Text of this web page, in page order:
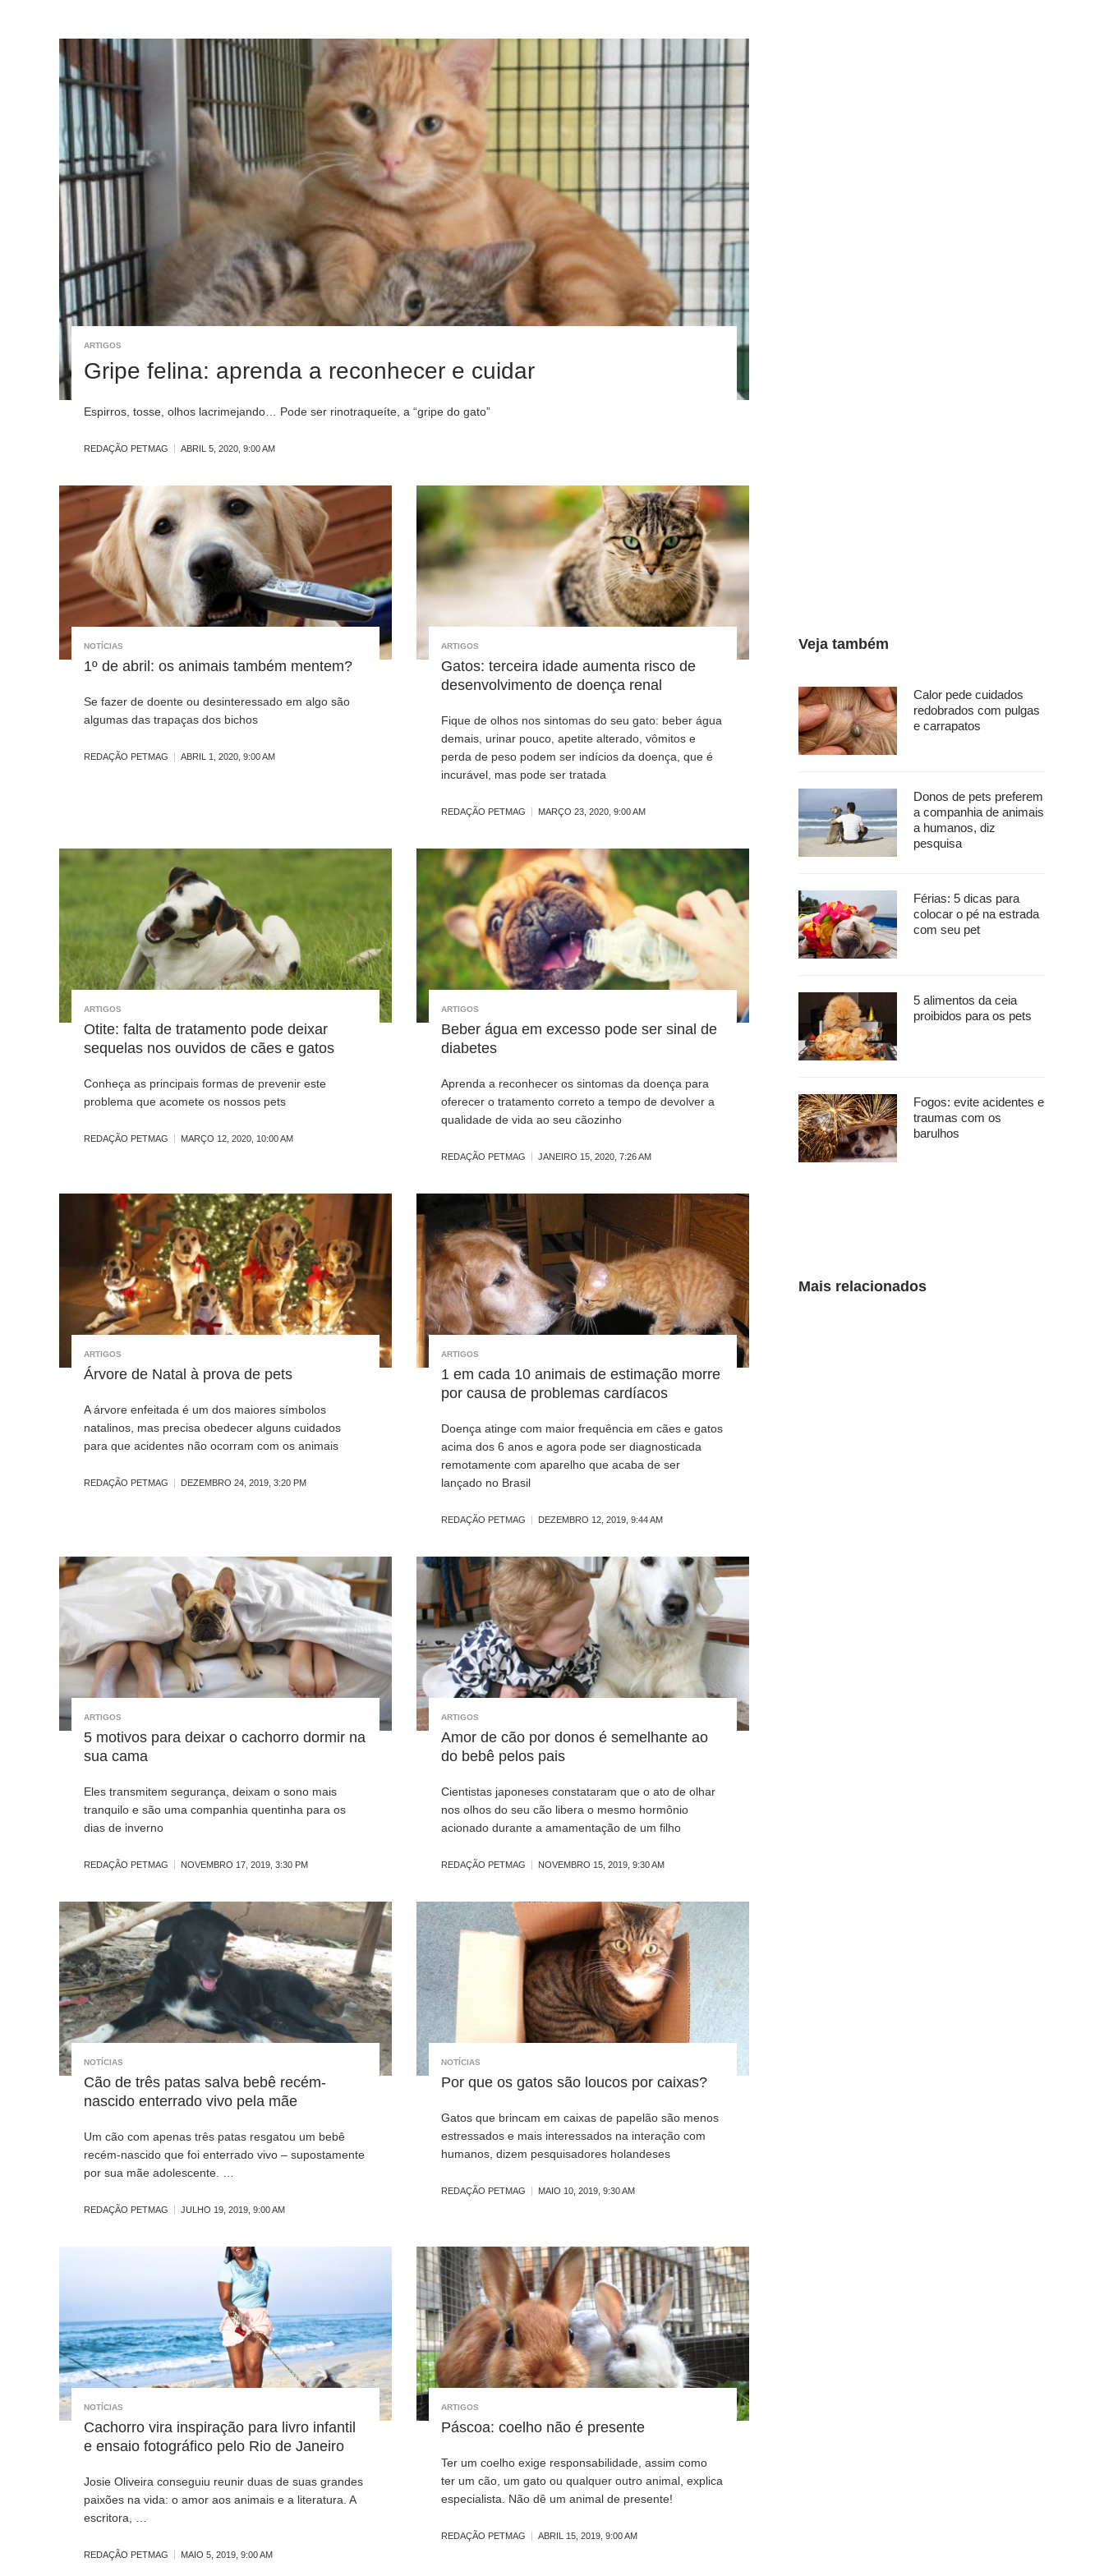
ARTIGOS
Gripe felina: aprenda a reconhecer e cuidar
Espirros, tosse, olhos lacrimejando… Pode ser rinotraqueíte, a “gripe do gato”
REDAÇÃO PETMAG ABRIL 5, 2020, 9:00 AM
NOTÍCIAS
1º de abril: os animais também mentem?
Se fazer de doente ou desinteressado em algo são
algumas das trapaças dos bichos
REDAÇÃO PETMAG ABRIL 1, 2020, 9:00 AM
ARTIGOS
Gatos: terceira idade aumenta risco de
desenvolvimento de doença renal
Fique de olhos nos sintomas do seu gato: beber água
demais, urinar pouco, apetite alterado, vômitos e
perda de peso podem ser indícios da doença, que é
incurável, mas pode ser tratada
REDAÇÃO PETMAG MARÇO 23, 2020, 9:00 AM
ARTIGOS
Otite: falta de tratamento pode deixar
sequelas nos ouvidos de cães e gatos
Conheça as principais formas de prevenir este
problema que acomete os nossos pets
REDAÇÃO PETMAG MARÇO 12, 2020, 10:00 AM
ARTIGOS
Beber água em excesso pode ser sinal de
diabetes
Aprenda a reconhecer os sintomas da doença para
oferecer o tratamento correto a tempo de devolver a
qualidade de vida ao seu cãozinho
REDAÇÃO PETMAG JANEIRO 15, 2020, 7:26 AM
ARTIGOS
Árvore de Natal à prova de pets
A árvore enfeitada é um dos maiores símbolos
natalinos, mas precisa obedecer alguns cuidados
para que acidentes não ocorram com os animais
REDAÇÃO PETMAG DEZEMBRO 24, 2019, 3:20 PM
ARTIGOS
1 em cada 10 animais de estimação morre
por causa de problemas cardíacos
Doença atinge com maior frequência em cães e gatos
acima dos 6 anos e agora pode ser diagnosticada
remotamente com aparelho que acaba de ser
lançado no Brasil
REDAÇÃO PETMAG DEZEMBRO 12, 2019, 9:44 AM
ARTIGOS
5 motivos para deixar o cachorro dormir na
sua cama
Eles transmitem segurança, deixam o sono mais
tranquilo e são uma companhia quentinha para os
dias de inverno
REDAÇÃO PETMAG NOVEMBRO 17, 2019, 3:30 PM
ARTIGOS
Amor de cão por donos é semelhante ao
do bebê pelos pais
Cientistas japoneses constataram que o ato de olhar
nos olhos do seu cão libera o mesmo hormônio
acionado durante a amamentação de um filho
REDAÇÃO PETMAG NOVEMBRO 15, 2019, 9:30 AM
NOTÍCIAS
Cão de três patas salva bebê recém-
nascido enterrado vivo pela mãe
Um cão com apenas três patas resgatou um bebê
recém-nascido que foi enterrado vivo – supostamente
por sua mãe adolescente. …
REDAÇÃO PETMAG JULHO 19, 2019, 9:00 AM
NOTÍCIAS
Por que os gatos são loucos por caixas?
Gatos que brincam em caixas de papelão são menos
estressados e mais interessados na interação com
humanos, dizem pesquisadores holandeses
REDAÇÃO PETMAG MAIO 10, 2019, 9:30 AM
NOTÍCIAS
Cachorro vira inspiração para livro infantil
e ensaio fotográfico pelo Rio de Janeiro
Josie Oliveira conseguiu reunir duas de suas grandes
paixões na vida: o amor aos animais e a literatura. A
escritora, …
REDAÇÃO PETMAG MAIO 5, 2019, 9:00 AM
ARTIGOS
Páscoa: coelho não é presente
Ter um coelho exige responsabilidade, assim como
ter um cão, um gato ou qualquer outro animal, explica
especialista. Não dê um animal de presente!
REDAÇÃO PETMAG ABRIL 15, 2019, 9:00 AM
Veja também
Calor pede cuidados
redobrados com pulgas
e carrapatos
Donos de pets preferem
a companhia de animais
a humanos, diz
pesquisa
Férias: 5 dicas para
colocar o pé na estrada
com seu pet
5 alimentos da ceia
proibidos para os pets
Fogos: evite acidentes e
traumas com os
barulhos
Mais relacionados